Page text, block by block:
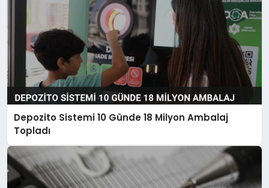
Depozito Sistemi 10 Günde 18 Milyon Ambalaj
Topladı